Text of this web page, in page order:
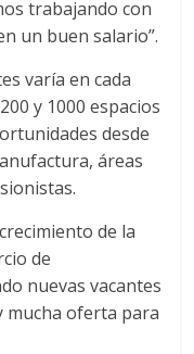
trabajando con
un buen salario”.
varía en cada
y 1000 espacios
desde
áreas
de la
de
nuevas vacantes
mucha oferta para